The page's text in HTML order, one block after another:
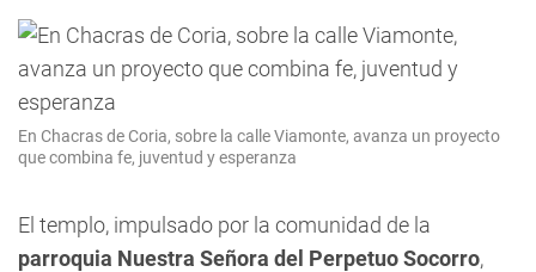
En Chacras de Coria, sobre la calle Viamonte, avanza un proyecto
que combina fe, juventud y esperanza
El templo, impulsado por la comunidad de la
parroquia Nuestra Señora del Perpetuo Socorro,